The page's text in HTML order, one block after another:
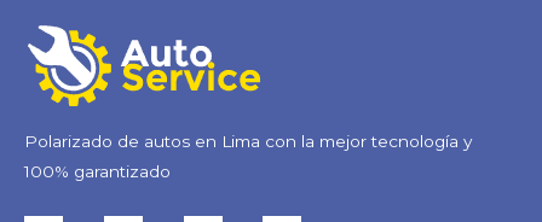
Polarizado de autos en Lima con la mejor tecnología y
100% garantizado